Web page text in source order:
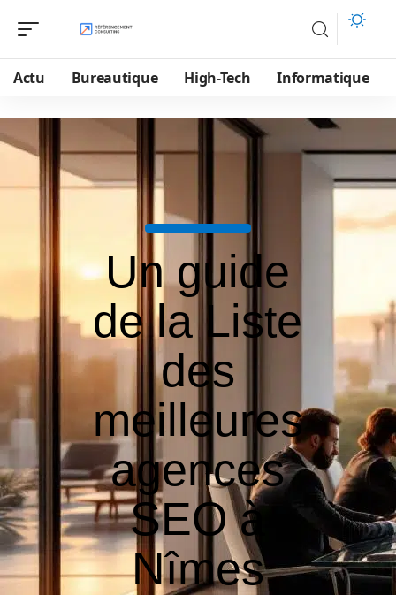
Actu Bureautique High-Tech Informatique
Un guide
de la Liste
des
meilleures
agences
SEO à
Nîmes